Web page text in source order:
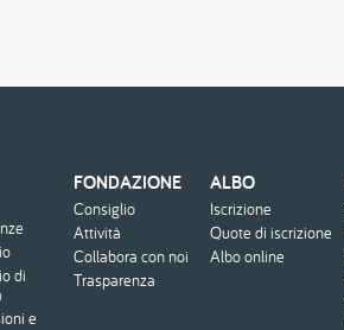
di
e
FONDAZIONE
Consiglio
Attività
Collabora con noi
Trasparenza
ALBO
Iscrizione
Quote di iscrizione
Albo online